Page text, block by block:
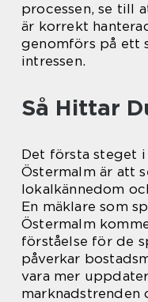
processen, se till
är korrekt
genomförs på ett
intressen.
Så Hittar
Det första steget
Östermalm är att
lokalkännedom
En mäklare som
Östermalm
förståelse för de
påverkar
vara mer
marknadstrenden